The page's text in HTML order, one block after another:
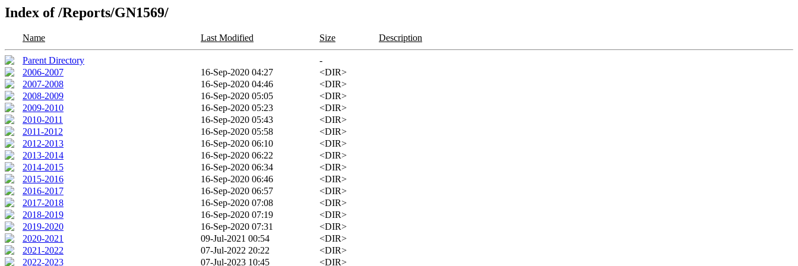
Index of /Reports/GN1569/
Name Last Modified Size Description
Parent Directory
-
2006-2007
16-Sep-2020 04:27
<DIR>
2007-2008
16-Sep-2020 04:46
<DIR>
2008-2009
16-Sep-2020 05:05
<DIR>
2009-2010
16-Sep-2020 05:23
<DIR>
2010-2011
16-Sep-2020 05:43
<DIR>
2011-2012
16-Sep-2020 05:58
<DIR>
2012-2013
16-Sep-2020 06:10
<DIR>
2013-2014
16-Sep-2020 06:22
<DIR>
2014-2015
16-Sep-2020 06:34
<DIR>
2015-2016
16-Sep-2020 06:46
<DIR>
2016-2017
16-Sep-2020 06:57
<DIR>
2017-2018
16-Sep-2020 07:08
<DIR>
2018-2019
16-Sep-2020 07:19
<DIR>
2019-2020
16-Sep-2020 07:31
<DIR>
2020-2021
09-Jul-2021 00:54
<DIR>
2021-2022
07-Jul-2022 20:22
<DIR>
2022-2023
07-Jul-2023 10:45
<DIR>